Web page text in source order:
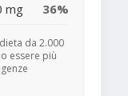
mg 36%
da 2.000
essere più